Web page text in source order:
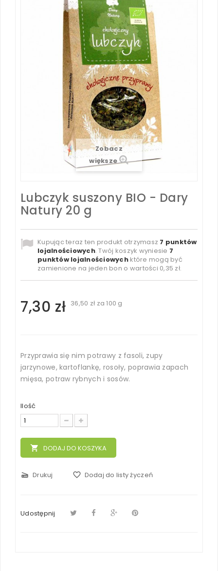
Zobacz
większe
Lubczyk suszony BIO - Dary
Natury 20 g
Kupując teraz ten produkt otrzymasz 7 punktów
lojalnościowych. Twój koszyk wyniesie 7
punktów lojalnościowychktóre mogą być
zamienione na jeden bon o wartości 0,35 zł.
7,30 zł 36,50 zł za 100 g
Przyprawia się nim potrawy z fasoli, zupy
jarzynowe, kartoflankę, rosoły, poprawia zapach
mięsa, potraw rybnych i sosów.
Ilość
local_grocery_store DODAJ DO KOSZYKA
scanner Drukuj favorite_border Dodaj do listy życzeń
Udostępnij